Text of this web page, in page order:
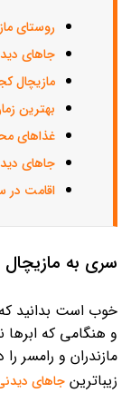
روستای
جاهای
مازیچال
بهترین
غذاهای
جاهای
اقامت در
سری به
و هنگامی که ابرها
مازندران و رامسر
زیباترین جاهای